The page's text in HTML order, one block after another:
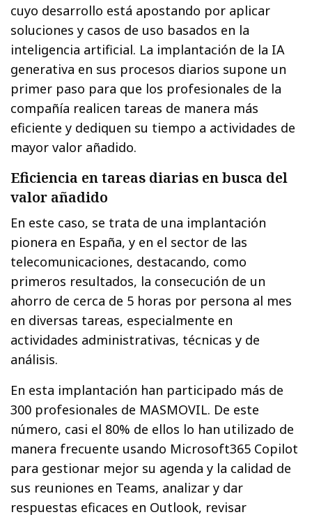
cuyo desarrollo está apostando por aplicar
soluciones y casos de uso basados en la
inteligencia artificial. La implantación de la IA
generativa en sus procesos diarios supone un
primer paso para que los profesionales de la
compañía realicen tareas de manera más
eficiente y dediquen su tiempo a actividades de
mayor valor añadido.
Eficiencia en tareas diarias en busca del
valor añadido
En este caso, se trata de una implantación
pionera en España, y en el sector de las
telecomunicaciones, destacando, como
primeros resultados, la consecución de un
ahorro de cerca de 5 horas por persona al mes
en diversas tareas, especialmente en
actividades administrativas, técnicas y de
análisis.
En esta implantación han participado más de
300 profesionales de MASMOVIL. De este
número, casi el 80% de ellos lo han utilizado de
manera frecuente usando Microsoft365 Copilot
para gestionar mejor su agenda y la calidad de
sus reuniones en Teams, analizar y dar
respuestas eficaces en Outlook, revisar